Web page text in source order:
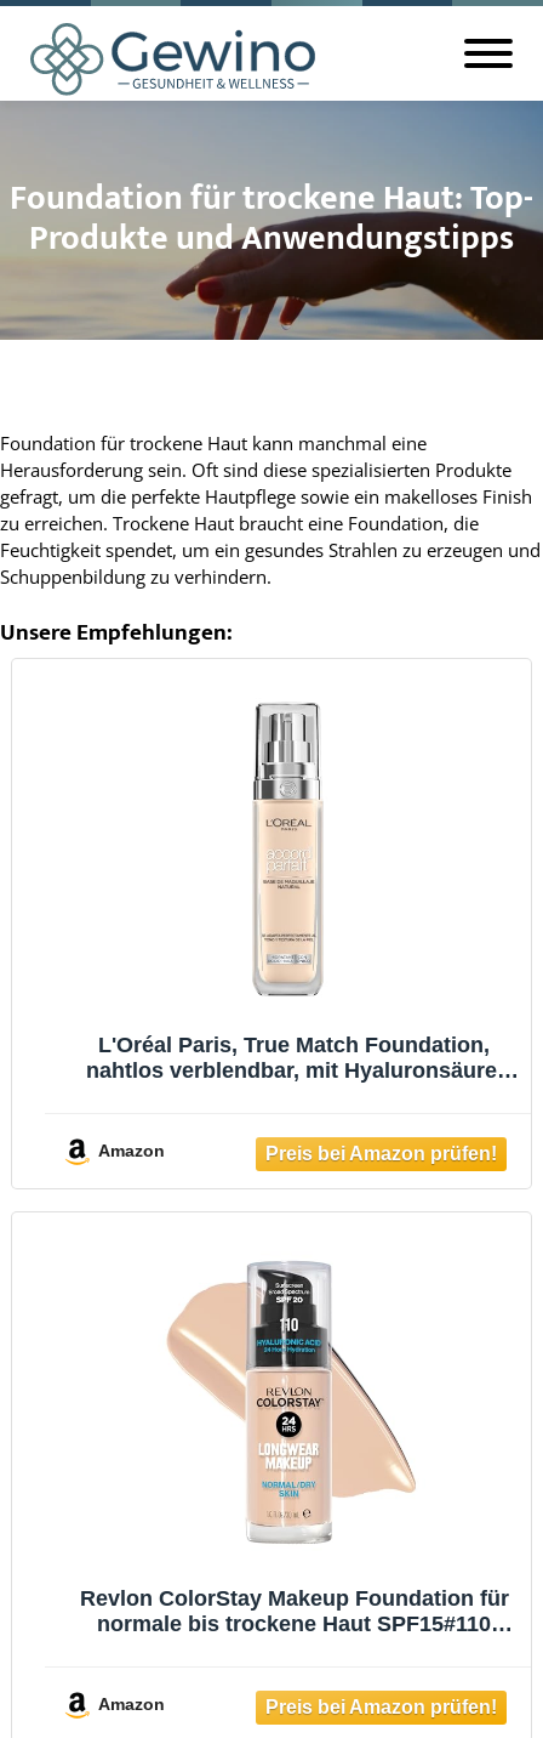
Foundation für trockene Haut: Top-
Produkte und Anwendungstipps
Foundation für trockene Haut kann manchmal eine
Herausforderung sein. Oft sind diese spezialisierten Produkte
gefragt, um die perfekte Hautpflege sowie ein makelloses Finish
zu erreichen. Trockene Haut braucht eine Foundation, die
Feuchtigkeit spendet, um ein gesundes Strahlen zu erzeugen und
Schuppenbildung zu verhindern.
Unsere Empfehlungen:
L'Oréal Paris, True Match Foundation,
nahtlos verblendbar, mit Hyaluronsäure,
Hauttypen, 1.N Neutral Light, 30 ml
Amazon
Revlon ColorStay Makeup Foundation für
normale bis trockene Haut SPF15#110
Amazon